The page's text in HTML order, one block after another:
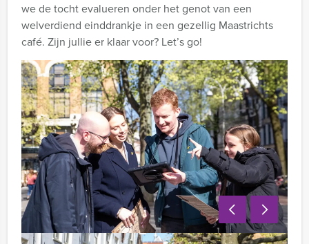
we de tocht evalueren onder het genot van een
welverdiend einddrankje in een gezellig Maastrichts
café. Zijn jullie er klaar voor? Let’s go!